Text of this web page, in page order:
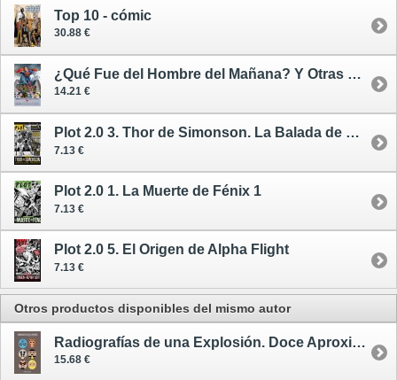
Top 10 - cómic
30.88 €
¿Qué Fue del Hombre del Mañana? Y Otras Historias / Grandes Autores de Superman - cómic
14.21 €
Plot 2.0 3. Thor de Simonson. La Balada de Bill Rayos Beta
7.13 €
Plot 2.0 1. La Muerte de Fénix 1
7.13 €
Plot 2.0 5. El Origen de Alpha Flight
7.13 €
Otros productos disponibles del mismo autor
Radiografías de una Explosión. Doce Aproximaciones Concéntricas a Watchmen
15.68 €